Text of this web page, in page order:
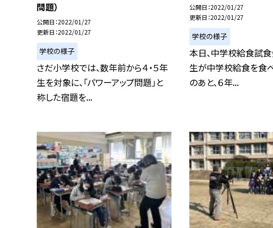
問題）
公開日 2022/01/27
更新日 2022/01/27
学校の様子
さだ小学校では、数年前から４・５年
生を対象に、「パワーアップ問題」と
称した宿題を...
公開日 2022/01/27
更新日 2022/01/27
学校の様子
本日、中学校給食試食
生が中学校給食を食
のあと、６年...